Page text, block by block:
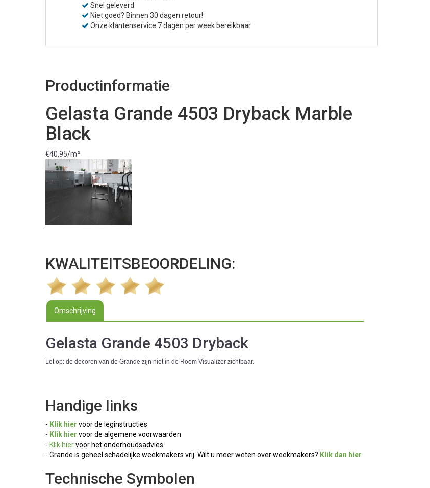
Snel geleverd
Niet goed? Binnen 30 dagen retour!
Onze klantenservice 7 dagen per week bereikbaar
Productinformatie
Gelasta Grande 4503 Dryback Marble
Black
€40,95/m²
KWALITEITSBEOORDELING:
Omschrijving
Gelasta Grande 4503 Dryback
Let op: de decoren van de Grande zijn niet in de Room Visualizer zichtbaar.
Handige links
- Klik hier voor de leginstructies
- Klik hier voor de algemene voorwaarden
- Klik hier voor het onderhoudsadvies
- Grande is geheel schadelijke weekmakers vrij. Wilt u meer weten over weekmakers? Klik dan hier
Technische Symbolen